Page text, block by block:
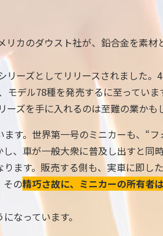
カのダウスト社が、鉛合金を素
ーズとしてリリースされました
デル78種を発売するに至ってい
ズを手に入れるのは至難の業かも
す。世界第一号のミニカーも、“
、車が一般大衆に普及し出すと同
ます。販売する側も、実車に即し
その精巧さ故に、ミニカーの所有者
なっています。